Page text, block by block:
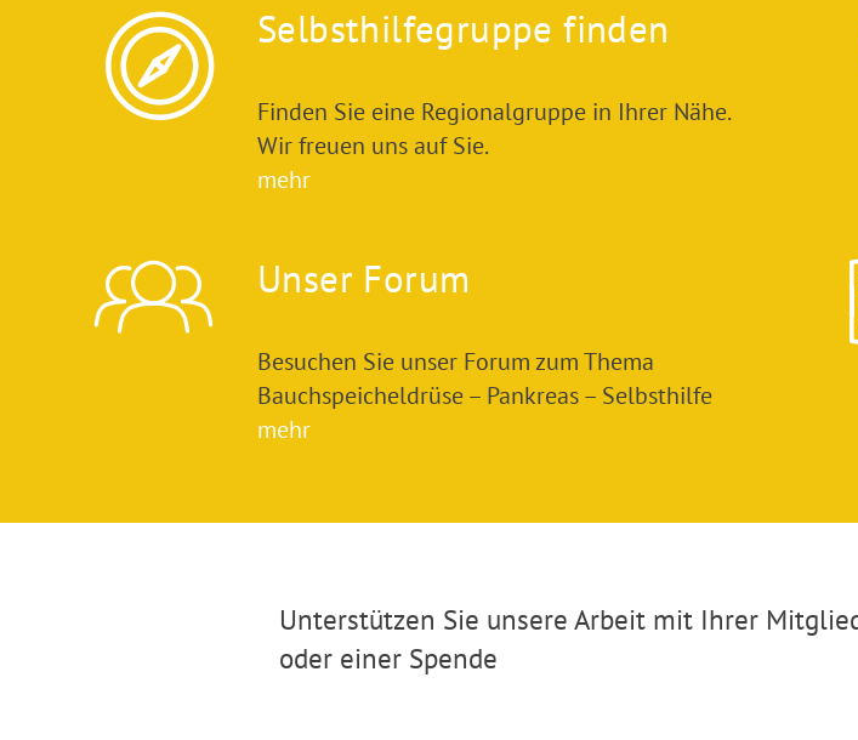
Selbsthilfegruppe finden
Finden Sie eine Regionalgruppe in Ihrer Nähe.
Wir freuen uns auf Sie.
mehr
Unser Forum
Besuchen Sie unser Forum zum Thema
Bauchspeicheldrüse – Pankreas – Selbsthilfe
mehr
Unterstützen Sie unsere Arbeit mit Ihrer
oder einer Spende